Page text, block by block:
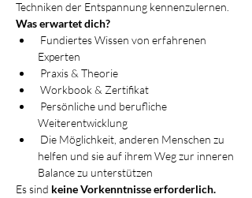
Techniken der Entspannung kennenzulernen.
Was erwartet dich?
Fundiertes Wissen von erfahrenen
Experten
Praxis & Theorie
Workbook & Zertifikat
Persönliche und berufliche
Weiterentwicklung
Die Möglichkeit, anderen Menschen zu
helfen und sie auf ihrem Weg zur inneren
Balance zu unterstützen
Es sind keine Vorkenntnisse erforderlich.